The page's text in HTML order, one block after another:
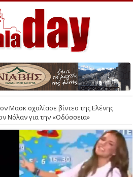
Μασκ σχολίασε βίντεο της Ελένης
Νόλαν για την «Οδύσσεια»